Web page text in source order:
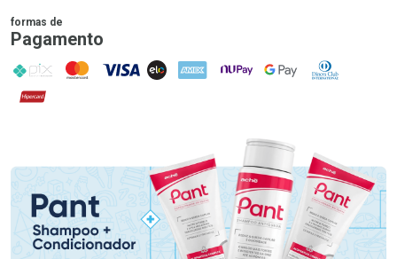
formas de
Pagamento
PIX MasterCard
VISA ELO AMEX NuPay Google PayDiners Club
Hipercard
Promoção em Destaque